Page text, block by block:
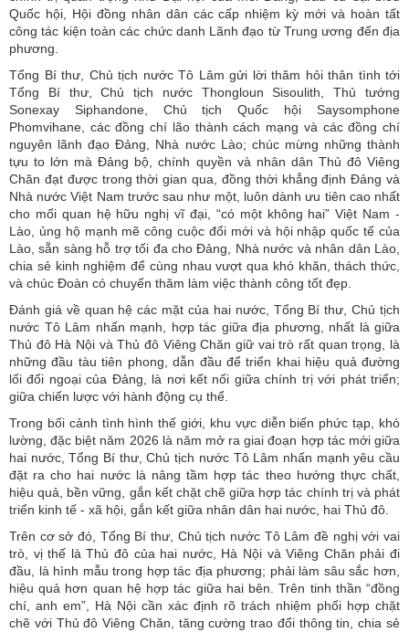
Quốc hội, Hội đồng nhân dân các cấp nhiệm kỳ mới và hoàn tất
công tác kiện toàn các chức danh Lãnh đạo từ Trung ương đến địa
phương.
Tổng Bí thư, Chủ tịch nước Tô Lâm gửi lời thăm hỏi thân tình tới
Tổng Bí thư, Chủ tịch nước Thongloun Sisoulith, Thủ tướng
Sonexay Siphandone, Chủ tịch Quốc hội Saysomphone
Phomvihane, các đồng chí lão thành cách mạng và các đồng chí
nguyên lãnh đạo Đảng, Nhà nước Lào; chúc mừng những thành
tựu to lớn mà Đảng bộ, chính quyền và nhân dân Thủ đô Viêng
Chăn đạt được trong thời gian qua, đồng thời khẳng định Đảng và
Nhà nước Việt Nam trước sau như một, luôn dành ưu tiên cao nhất
cho mối quan hệ hữu nghị vĩ đại, “có một không hai” Việt Nam -
Lào, ủng hộ mạnh mẽ công cuộc đổi mới và hội nhập quốc tế của
Lào, sẵn sàng hỗ trợ tối đa cho Đảng, Nhà nước và nhân dân Lào,
chia sẻ kinh nghiệm để cùng nhau vượt qua khó khăn, thách thức,
và chúc Đoàn có chuyến thăm làm việc thành công tốt đẹp.
Đánh giá về quan hệ các mặt của hai nước, Tổng Bí thư, Chủ tịch
nước Tô Lâm nhấn mạnh, hợp tác giữa địa phương, nhất là giữa
Thủ đô Hà Nội và Thủ đô Viêng Chăn giữ vai trò rất quan trọng, là
những đầu tàu tiên phong, dẫn đầu để triển khai hiệu quả đường
lối đối ngoại của Đảng, là nơi kết nối giữa chính trị với phát triển;
giữa chiến lược với hành động cụ thể.
Trong bối cảnh tình hình thế giới, khu vực diễn biến phức tạp, khó
lường, đặc biệt năm 2026 là năm mở ra giai đoạn hợp tác mới giữa
hai nước, Tổng Bí thư, Chủ tịch nước Tô Lâm nhấn mạnh yêu cầu
đặt ra cho hai nước là nâng tầm hợp tác theo hướng thực chất,
hiệu quả, bền vững, gắn kết chặt chẽ giữa hợp tác chính trị và phát
triển kinh tế - xã hội, gắn kết giữa nhân dân hai nước, hai Thủ đô.
Trên cơ sở đó, Tổng Bí thư, Chủ tịch nước Tô Lâm đề nghị với vai
trò, vị thế là Thủ đô của hai nước, Hà Nội và Viêng Chăn phải đi
đầu, là hình mẫu trong hợp tác địa phương; phải làm sâu sắc hơn,
hiệu quả hơn quan hệ hợp tác giữa hai bên. Trên tinh thần “đồng
chí, anh em”, Hà Nội cần xác định rõ trách nhiệm phối hợp chặt
chẽ với Thủ đô Viêng Chăn, tăng cường trao đổi thông tin, chia sẻ